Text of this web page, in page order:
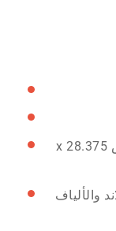
67 بوصة طول x 32 بوصة عرض x 28.375
والألياف